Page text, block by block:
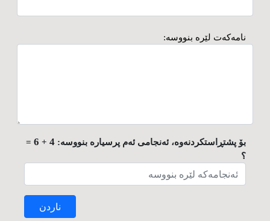
نامەکەت لێرە بنووسە:
بۆ پشتڕاستکردنەوە، ئەنجامی ئەم پرسیارە بنووسە: 4
+
6
=
؟